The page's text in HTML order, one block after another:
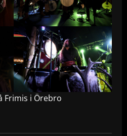
Frimis i Örebro